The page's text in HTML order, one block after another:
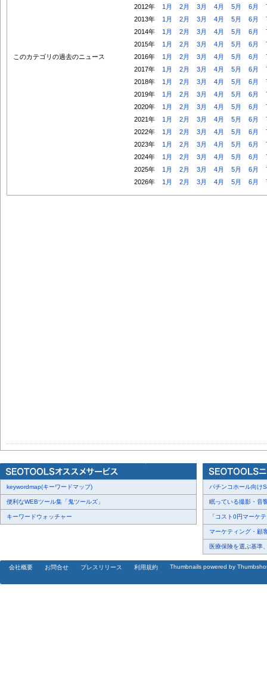
このカテゴリの過去のニュース
2012年
1月 2月 3月 4月 5月 6月
2013年
1月 2月 3月 4月 5月 6月
2014年
1月 2月 3月 4月 5月 6月
2015年
1月 2月 3月 4月 5月 6月
2016年
1月 2月 3月 4月 5月 6月
2017年
1月 2月 3月 4月 5月 6月
2018年
1月 2月 3月 4月 5月 6月
2019年
1月 2月 3月 4月 5月 6月
2020年
1月 2月 3月 4月 5月 6月
2021年
1月 2月 3月 4月 5月 6月
2022年
1月 2月 3月 4月 5月 6月
2023年
1月 2月 3月 4月 5月 6月
2024年
1月 2月 3月 4月 5月 6月
2025年
1月 2月 3月 4月 5月 6月
2026年
1月 2月 3月 4月 5月 6月
keywordmap(キーワードマップ)
便利なWEBツール集「鬼ツールズ」
キーワードウォッチャー
パチンコホール向け
眠っている撮影・音
「コスト0円マーケ
マーケティング・顧
医療保険を選ぶ基準
会社概要 お問合せ プレスリリース 利用規約 Thumbnails powered by